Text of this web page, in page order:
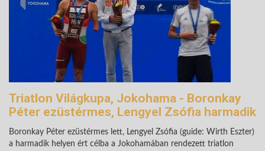
Triatlon Világkupa, Jokohama - Boronkay
Péter ezüstérmes, Lengyel Zsófia harmadik
Boronkay Péter ezüstérmes lett, Lengyel Zsófia (guide: Wirth Eszter)
a harmadik helyen ért célba a Jokohamában rendezett triatlon